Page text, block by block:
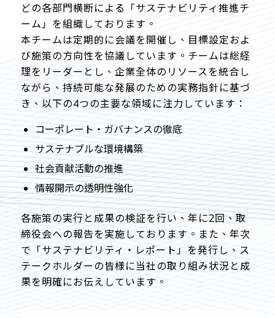
どの各部門横断による「サステナビリティ推進チ
ーム」を組織しております。
本チームは定期的に会議を開催し、目標設定およ
び施策の方向性を協議しています。チームは総経
理をリーダーとし、企業全体のリソースを統合し
ながら、持続可能な発展のための実務指針に基づ
き、以下の4つの主要な領域に注力しています：
コーポレート・ガバナンスの徹底
サステナブルな環境構築
社会貢献活動の推進
情報開示の透明性強化
各施策の実行と成果の検証を行い、年に2回、取
締役会への報告を実施しております。また、年次
で「サステナビリティ・レポート」を発行し、ス
テークホルダーの皆様に当社の取り組み状況と成
果を明確にお伝えしています。